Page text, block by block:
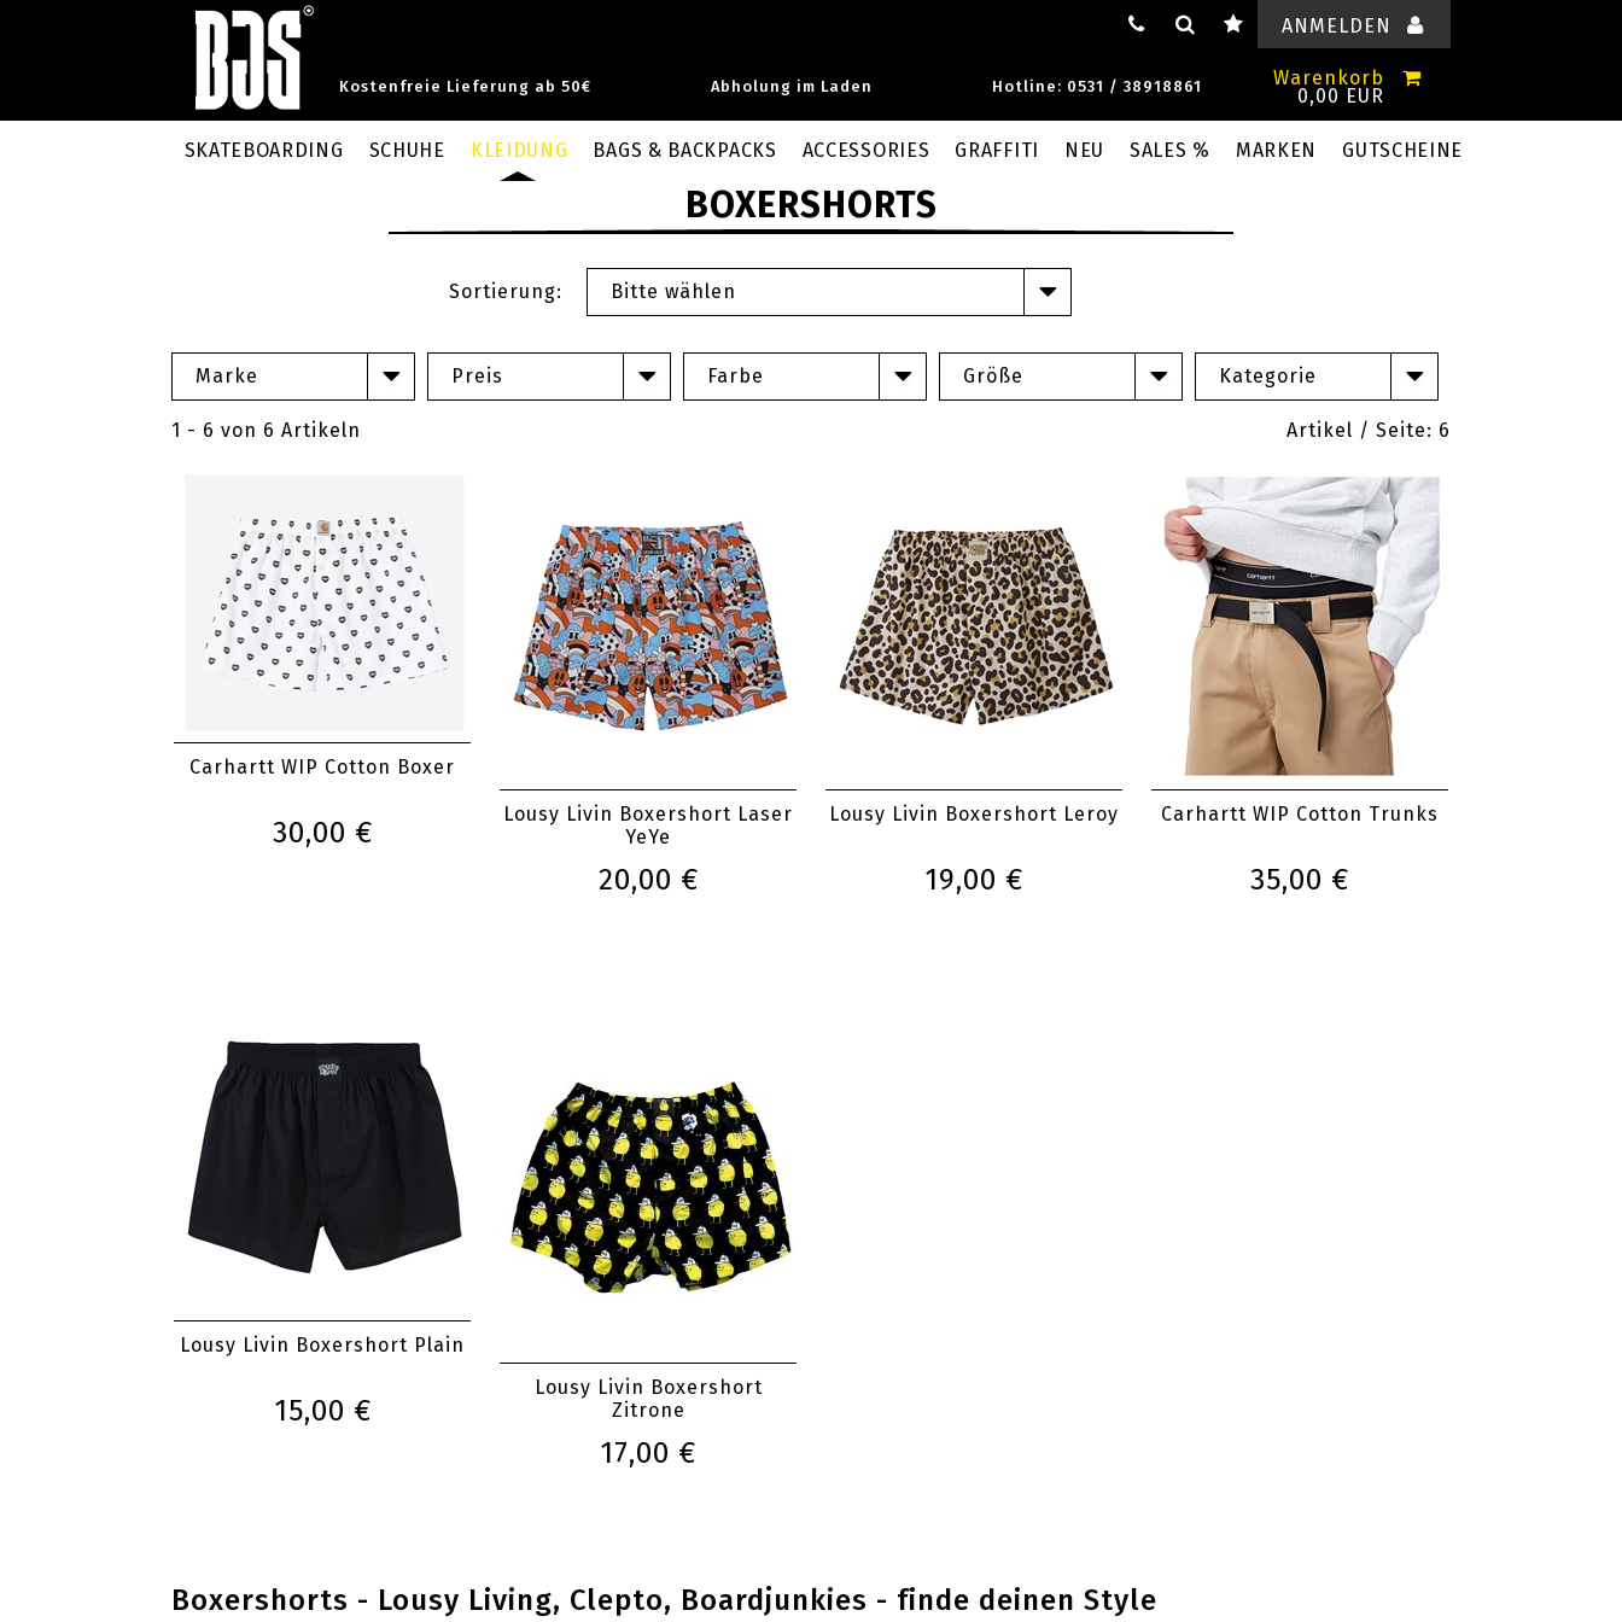
Kostenfreie Lieferung ab 50€ Abholung im Laden Hotline: 0531 / 38918861
ANMELDEN
Warenkorb
0,00 EUR
SKATEBOARDING SCHUHE KLEIDUNG BAGS & BACKPACKS ACCESSORIES GRAFFITI NEU SALES % MARKEN GUTSCHEINE
BOXERSHORTS
Sortierung: Bitte wählen
Marke Preis Farbe Größe Kategorie
1 - 6 von 6 Artikeln Artikel / Seite: 6
Carhartt WIP Cotton Boxer
30,00 €
Lousy Livin Boxershort Laser
YeYe
20,00 €
Lousy Livin Boxershort Leroy
19,00 €
Carhartt WIP Cotton Trunks
35,00 €
Lousy Livin Boxershort Plain
15,00 €
Lousy Livin Boxershort
Zitrone
17,00 €
Boxershorts - Lousy Living, Clepto, Boardjunkies - finde deinen Style